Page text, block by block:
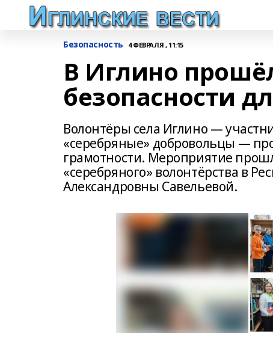
Безопасность 4 ФЕВРАЛЯ , 11:15
В Иглино
безопасности
Волонтёры села Иглино —
«серебряные» добровольцы —
грамотности. Мероприятие
«серебряного» волонтёрства в
Александровны Савельевой.